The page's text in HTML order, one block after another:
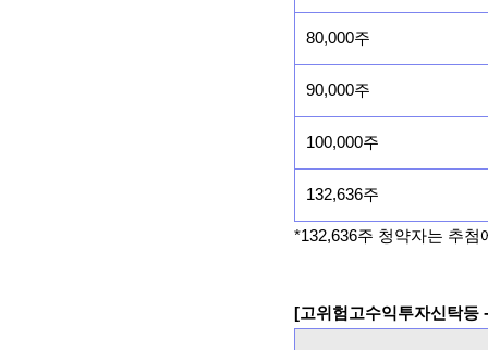
80,000주
90,000주
100,000주
132,636주
*132,636주 청약자는 추
[고위험고수익투자신탁등